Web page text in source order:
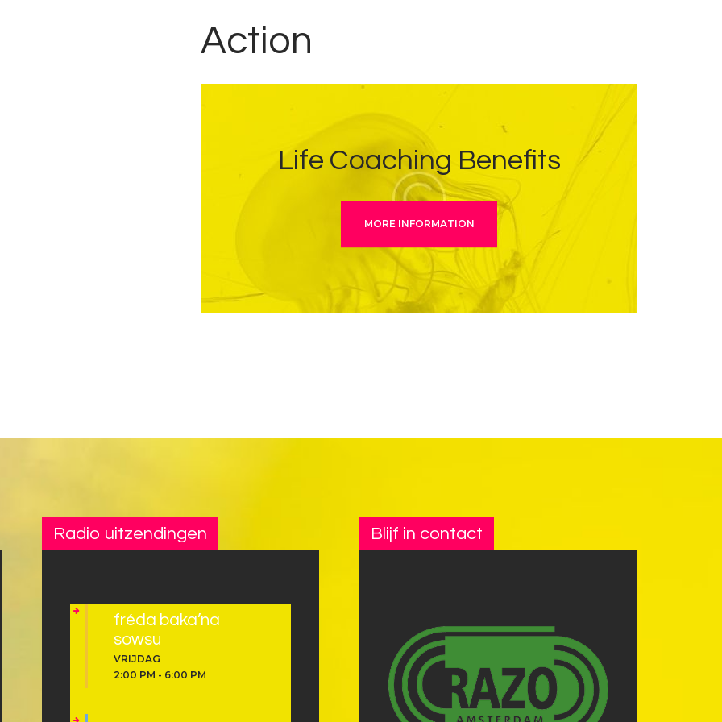
Action
Life Coaching Benefits
MORE INFORMATION
Radio uitzendingen
fréda baka’na
sowsu
VRIJDAG
2:00 PM - 6:00 PM
Blijf in contact